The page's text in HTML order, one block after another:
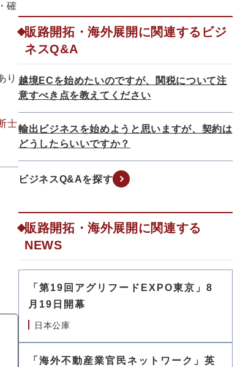
確
り
士
販路開拓・海外展開に関連するビジ
ネスQ&A
越境ECを始めたいのですが、関税について注
意すべき点を教えてください
輸出ビジネスを始めようと思いますが、契約は
どうしたらいいですか？
ビジネスQ&Aを探す
販路開拓・海外展開に関連する
NEWS
「第19回アグリフードEXPO東京」8
月19日開幕
日本公庫
「海外不動産業官民ネットワーク」英